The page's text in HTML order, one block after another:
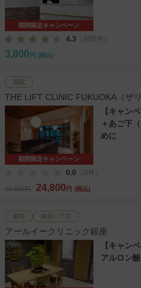
期間限定キャンペーン
4.3 （605件）
3,800 円 (税込)
薬院
THE LIFT CLINIC FUKUOKA（ザ
期間限定キャンペーン
【キャン
＋あご下
めに
0.0 （0件）
29,800円 24,800 円 (税込)
銀座 銀座一丁目
アールイークリニック銀座
【キャン
アルロン